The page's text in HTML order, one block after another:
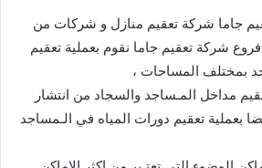
جاما شركة تعقيم منازل و شركات من
شركة تعقيم جاما نقوم بعملية تعقيم
بمختلف المساحات ،
مداخل المـساجد والسجاد من انتشار
بعملية تعقيم دورات المياه في الـمساجد